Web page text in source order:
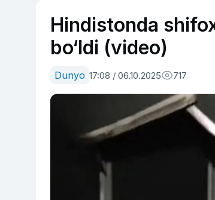
Hindistonda
bo‘ldi (video)
Dunyo 17:08 / 06.10.2025 717